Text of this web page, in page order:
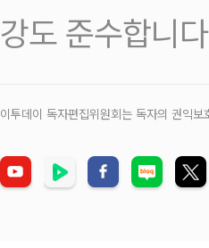
강도 준수합니
이투데이 독자편집위원회는 독자의 권익